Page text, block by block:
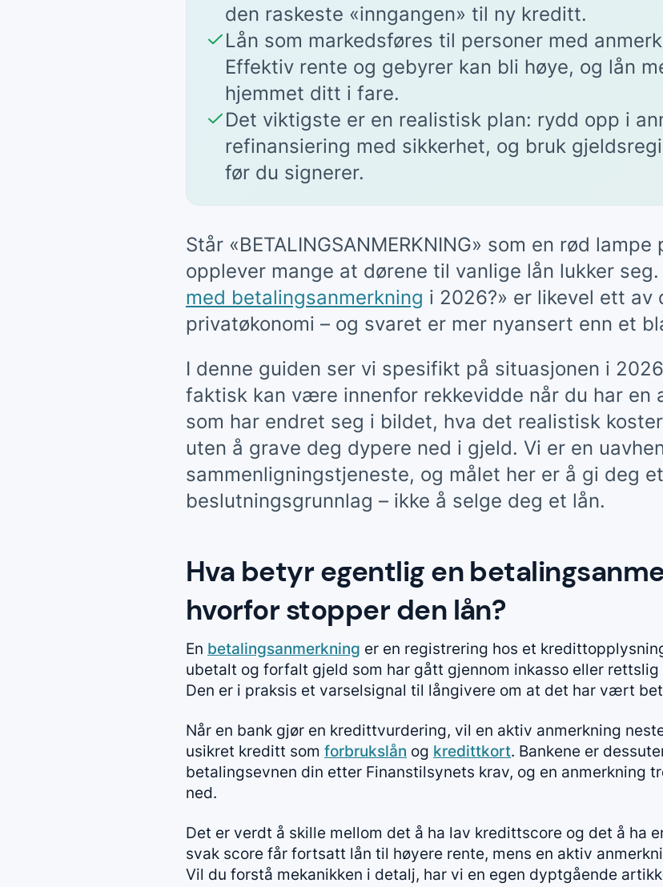
den raskeste «inngangen» til ny kreditt.
Lån som markedsføres til personer med
Effektiv rente og gebyrer kan bli høye, og lån
hjemmet ditt i fare.
Det viktigste er en realistisk plan: rydd opp i
refinansiering med sikkerhet, og bruk
før du signerer.
Står «BETALINGSANMERKNING» som en rød
opplever mange at dørene til vanlige lån lukker
med betalingsanmerkning i 2026?» er likevel ett av
privatøkonomi – og svaret er mer nyansert enn et
I denne guiden ser vi spesifikt på situasjonen i
faktisk kan være innenfor rekkevidde når du har en
som har endret seg i bildet, hva det realistisk
uten å grave deg dypere ned i gjeld. Vi er en
sammenligningstjeneste, og målet her er å gi deg
beslutningsgrunnlag – ikke å selge deg et lån.
Hva betyr egentlig en
hvorfor stopper den lån?
En betalingsanmerkning er en registrering hos et
ubetalt og forfalt gjeld som har gått gjennom inkasso eller
Den er i praksis et varselsignal til långivere om at det har vært
Når en bank gjør en kredittvurdering, vil en aktiv anmerkning
usikret kreditt som forbrukslån og kredittkort. Bankene er
betalingsevnen din etter Finanstilsynets krav, og en anmerkning
ned.
Det er verdt å skille mellom det å ha lav kredittscore og det å ha
svak score får fortsatt lån til høyere rente, mens en aktiv
Vil du forstå mekanikken i detalj, har vi en egen dyptgående